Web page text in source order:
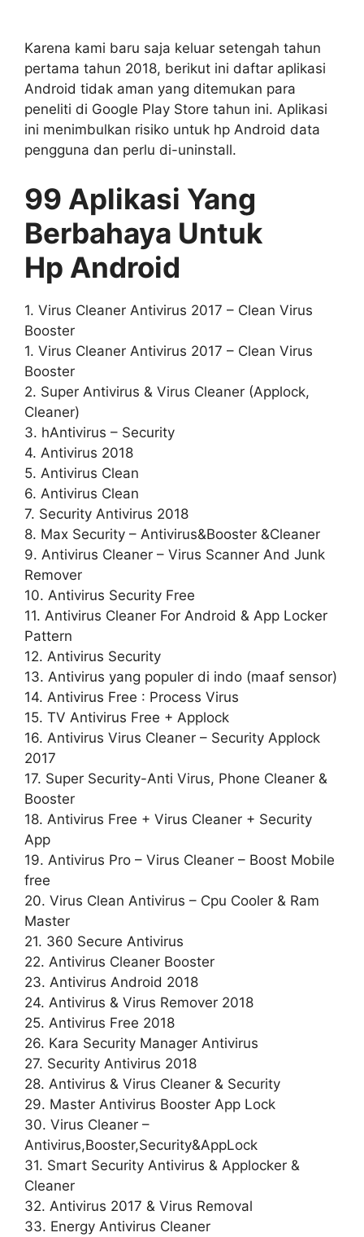
Karena kami baru saja keluar setengah tahun
pertama tahun 2018, berikut ini daftar aplikasi
Android tidak aman yang ditemukan para
peneliti di Google Play Store tahun ini. Aplikasi
ini menimbulkan risiko untuk hp Android data
pengguna dan perlu di-uninstall.
99 Aplikasi Yang
Berbahaya Untuk
Hp Android
1. Virus Cleaner Antivirus 2017 – Clean Virus
Booster
1. Virus Cleaner Antivirus 2017 – Clean Virus
Booster
2. Super Antivirus & Virus Cleaner (Applock,
Cleaner)
3. hAntivirus – Security
4. Antivirus 2018
5. Antivirus Clean
6. Antivirus Clean
7. Security Antivirus 2018
8. Max Security – Antivirus&Booster &Cleaner
9. Antivirus Cleaner – Virus Scanner And Junk
Remover
10. Antivirus Security Free
11. Antivirus Cleaner For Android & App Locker
Pattern
12. Antivirus Security
13. Antivirus yang populer di indo (maaf sensor)
14. Antivirus Free : Process Virus
15. TV Antivirus Free + Applock
16. Antivirus Virus Cleaner – Security Applock
2017
17. Super Security-Anti Virus, Phone Cleaner &
Booster
18. Antivirus Free + Virus Cleaner + Security
App
19. Antivirus Pro – Virus Cleaner – Boost Mobile
free
20. Virus Clean Antivirus – Cpu Cooler & Ram
Master
21. 360 Secure Antivirus
22. Antivirus Cleaner Booster
23. Antivirus Android 2018
24. Antivirus & Virus Remover 2018
25. Antivirus Free 2018
26. Kara Security Manager Antivirus
27. Security Antivirus 2018
28. Antivirus & Virus Cleaner & Security
29. Master Antivirus Booster App Lock
30. Virus Cleaner –
Antivirus,Booster,Security&AppLock
31. Smart Security Antivirus & Applocker &
Cleaner
32. Antivirus 2017 & Virus Removal
33. Energy Antivirus Cleaner